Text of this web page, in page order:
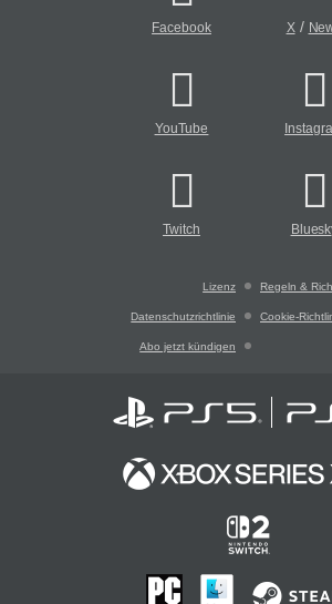
Facebook X/
YouTube
Twitch
Lizenz Regeln &
Datenschutzrichtlinie Cookie-
Abo jetzt kündigen